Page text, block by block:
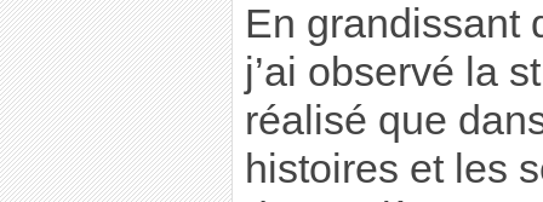
En grandissant
j’ai observé la
réalisé que
histoires et les